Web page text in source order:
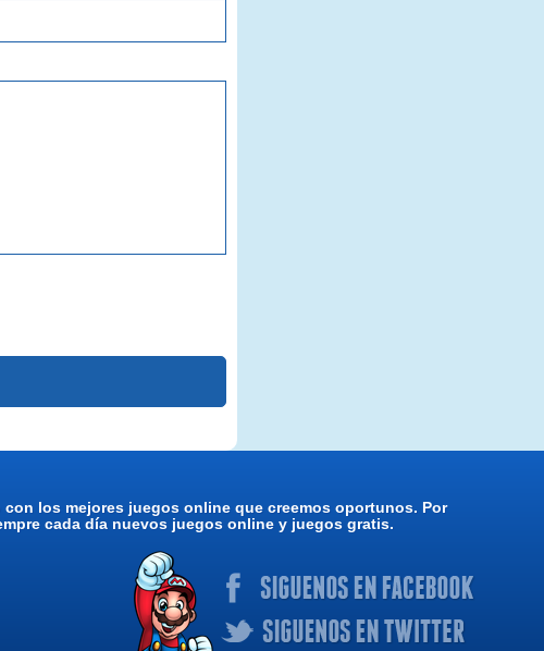
los mejores juegos online que creemos oportunos. Por
cada día nuevos juegos online y juegos gratis.